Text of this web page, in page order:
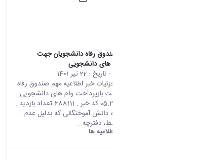
اطلاعیه مهم صندوق رفاه دانشجویان جهت
بازپرداخت وام های دانشجویی
- تاریخ : 22 تیر 1401
صفحه اصلی جزئیات خبر اطلاعیه مهم صندوق رفاه
دانشجویان جهت بازپرداخت وام های دانشجویی
13 07 2022 05:30 کد خبر : 688111 تعداد بازدید :
8121 قابل توجه دانش آموختگانی که بدلیل عدم
اطلاعیه ها